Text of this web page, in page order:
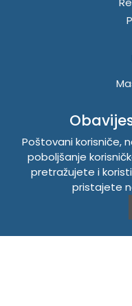
Poštovani korisniče,
poboljšanje
pretražujete i
pristajete